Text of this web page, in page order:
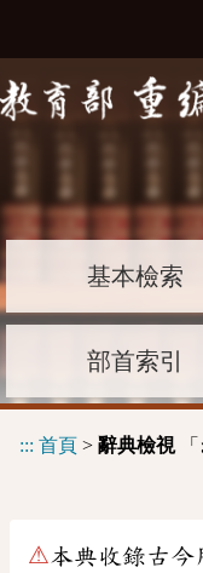
基本檢索
部首索引
::: 首頁 > 辭典檢視「
⚠本典收錄古今